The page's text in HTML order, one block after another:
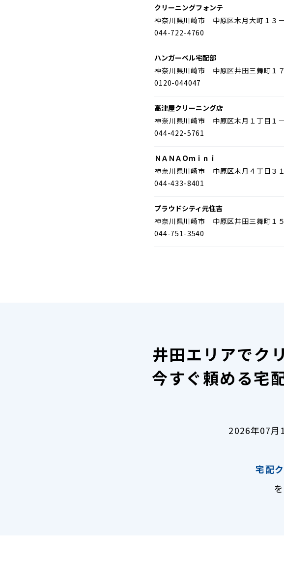
クリーニングフォンテ
神奈川県川崎市 中原区木月大町１３
044-722-4760
ハンガーベル宅配部
神奈川県川崎市 中原区井田三舞町１
0120-044047
高津屋クリーニング店
神奈川県川崎市 中原区木月１丁目１
044-422-5761
ＮＡＮＡＯｍｉｎｉ
神奈川県川崎市 中原区木月４丁目３
044-433-8401
プラウドシティ元住吉
神奈川県川崎市 中原区井田三舞町１
044-751-3540
井田エリアでク
今すぐ頼める宅
2026年07月
宅配